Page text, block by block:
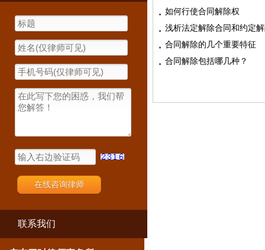
联系我们
如何行使合同解除权
浅析法定解除合同和约定
合同解除的几个重要特征
合同解除包括哪几种？